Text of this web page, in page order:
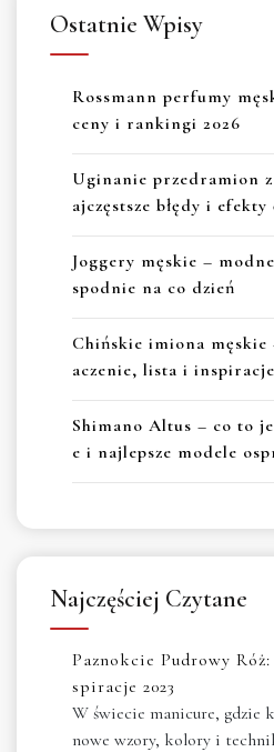
Ostatnie Wpisy
Rossmann perfumy
ceny i rankingi 2026
Uginanie przedramion
ajczęstsze błędy i
Joggery męskie –
spodnie na co dzień
Chińskie imiona
aczenie, lista i inspiracje
Shimano Altus – co to
e i najlepsze modele
Najczęściej Czytane
Paznokcie Pudrowy
spiracje 2023
W świecie manicure, gdzie
nowe wzory, kolory i